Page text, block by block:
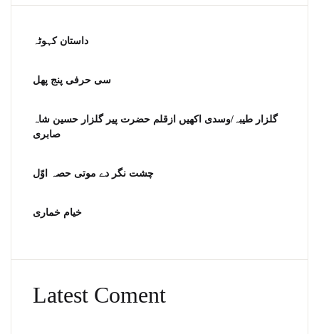
داستان کہوٹہ
سی حرفی پنج پھل
گلزار طیبہ/وسدی اکھیں ازقلم حضرت پیر گلزار حسین شاہ
صابری
چشت نگر دے موتی حصہ اوّل
خیام خماری
Latest Coment